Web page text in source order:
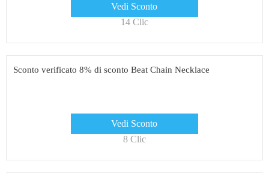
Vedi Sconto
14 Clic
Sconto verificato 8% di sconto Beat Chain Necklace
Vedi Sconto
8 Clic